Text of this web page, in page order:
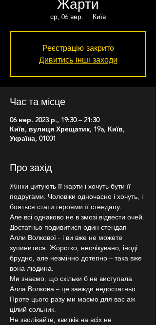
ср, 06 вер.
  |
Київ
Реєстрацію закрито
Дивитись інші заходи
Час та місце
06 вер. 2023 р., 19:30 – 21:30
Київ, вулиця Хрещатик, 19a, Київ,
Україна, 01001
Про захід
Жінки цитують її жарти і хочуть бути її
подругами. Чоловіки одночасно і хочуть, і
бояться стати героями її стендапу.
Але всі однаково не в змозі відвести очей.
Достатньо подивитися один стендап
Алли Волкової - і ви вже не можете
зупинитися. Жорстко, неочікувано, іноді
брудно, але незмінно дотепно – така вже
вона людина.
Ми знаємо, що скільки б не виступала
Алла Волкова – це завжди недостатньо.
Проте цього разу ми маємо для вас аж
цілий сольник.
Не зволікайте, квитків на всіх не